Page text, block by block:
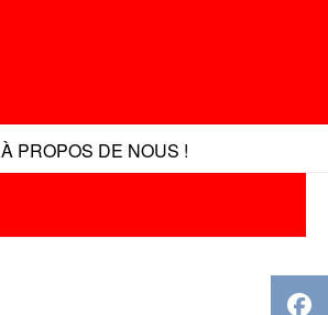
À PROPOS DE NOUS !